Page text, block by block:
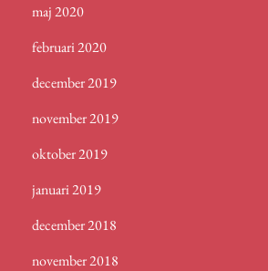
maj 2020
februari 2020
december 2019
november 2019
oktober 2019
januari 2019
december 2018
november 2018